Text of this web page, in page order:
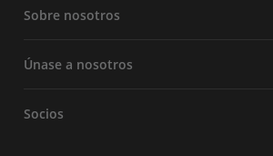
Sobre nosotros
Únase a nosotros
Socios